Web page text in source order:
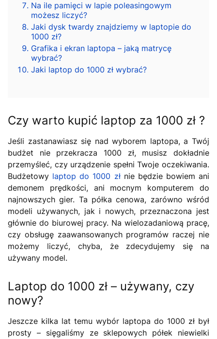
Na ile pamięci w lapie poleasingowym
możesz liczyć?
Jaki dysk twardy znajdziemy w laptopie do
1000 zł?
Grafika i ekran laptopa – jaką matrycę
wybrać?
Jaki laptop do 1000 zł wybrać?
Czy warto kupić laptop za 1000 zł ?
Jeśli zastanawiasz się nad wyborem laptopa, a Twój
budżet nie przekracza 1000 zł, musisz dokładnie
przemyśleć, czy urządzenie spełni Twoje oczekiwania.
Budżetowy laptop do 1000 złnie będzie bowiem ani
demonem prędkości, ani mocnym komputerem do
najnowszych gier. Ta półka cenowa, zarówno wśród
modeli używanych, jak i nowych, przeznaczona jest
głównie do biurowej pracy. Na wielozadaniową pracę,
czy obsługę zaawansowanych programów raczej nie
możemy liczyć, chyba, że zdecydujemy się na
używany model.
Laptop do 1000 zł – używany, czy
nowy?
Jeszcze kilka lat temu wybór laptopa do 1000 zł był
prosty – sięgaliśmy ze sklepowych półek niewielki